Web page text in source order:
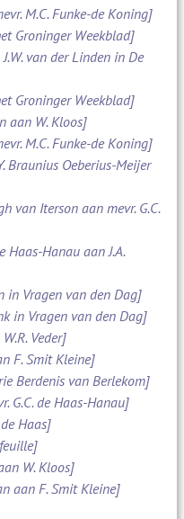
M.C. Funke-de Koning]
Groninger Weekblad]
van der Linden in De
Groninger Weekblad]
aan W. Kloos]
M.C. Funke-de Koning]
Braunius Oeberius-Meijer
van Iterson aan mevr. G.C.
Haas-Hanau aan J.A.
in Vragen van den Dag]
in Vragen van den Dag]
Veder]
F. Smit Kleine]
Berdenis van Berlekom]
G.C. de Haas-Hanau]
Haas]
W. Kloos]
aan F. Smit Kleine]